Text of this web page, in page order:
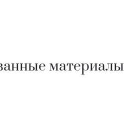
материалы